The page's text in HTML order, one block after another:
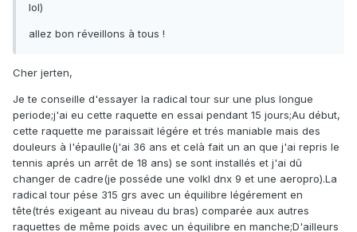
lol)
allez bon réveillons à tous !
Cher jerten,
Je te conseille d'essayer la radical tour sur une plus longue
periode;j'ai eu cette raquette en essai pendant 15 jours;Au début,
cette raquette me paraissait légére et trés maniable mais des
douleurs à l'épaulle(j'ai 36 ans et celà fait un an que j'ai repris le
tennis aprés un arrêt de 18 ans) se sont installés et j'ai dû
changer de cadre(je posséde une volkl dnx 9 et une aeropro).La
radical tour pése 315 grs avec un équilibre légérement en
tête(trés exigeant au niveau du bras) comparée aux autres
raquettes de même poids avec un équilibre en manche;D'ailleurs